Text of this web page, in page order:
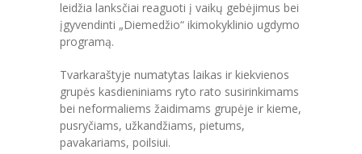
leidžia lanksčiai reaguoti į vaikų gebėjimus bei
įgyvendinti „Diemedžio“ ikimokyklinio ugdymo
programą.
Tvarkaraštyje numatytas laikas ir kiekvienos
grupės kasdieniniams ryto rato susirinkimams
bei neformaliems žaidimams grupėje ir kieme,
pusryčiams, užkandžiams, pietums,
pavakariams, poilsiui.